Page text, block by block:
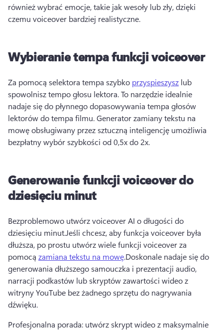
również wybrać emocje, takie jak wesoły lub zły, dzięki
czemu voiceover bardziej realistyczne.
Wybieranie tempa funkcji voiceover
Za pomocą selektora tempa szybko przyspieszysz lub
spowolnisz tempo głosu lektora. To narzędzie idealnie
nadaje się do płynnego dopasowywania tempa głosów
lektorów do tempa filmu. Generator zamiany tekstu na
mowę obsługiwany przez sztuczną inteligencję umożliwia
bezpłatny wybór szybkości od 0,5x do 2x.
Generowanie funkcji voiceover do
dziesięciu minut
Bezproblemowo utwórz voiceover AI o długości do
dziesięciu minut.Jeśli chcesz, aby funkcja voiceover była
dłuższa, po prostu utwórz wiele funkcji voiceover za
pomocą zamiana tekstu na mowę.Doskonale nadaje się do
generowania dłuższego samouczka i prezentacji audio,
narracji podkastów lub skryptów zawartości wideo z
witryny YouTube bez żadnego sprzętu do nagrywania
dźwięku.
Profesjonalna porada: utwórz skrypt wideo z maksymalnie